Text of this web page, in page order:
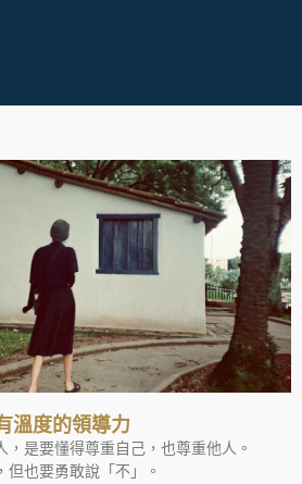
溫度的領導力
，是要懂得尊重自己，也尊重他人。
也要勇敢說「不」。